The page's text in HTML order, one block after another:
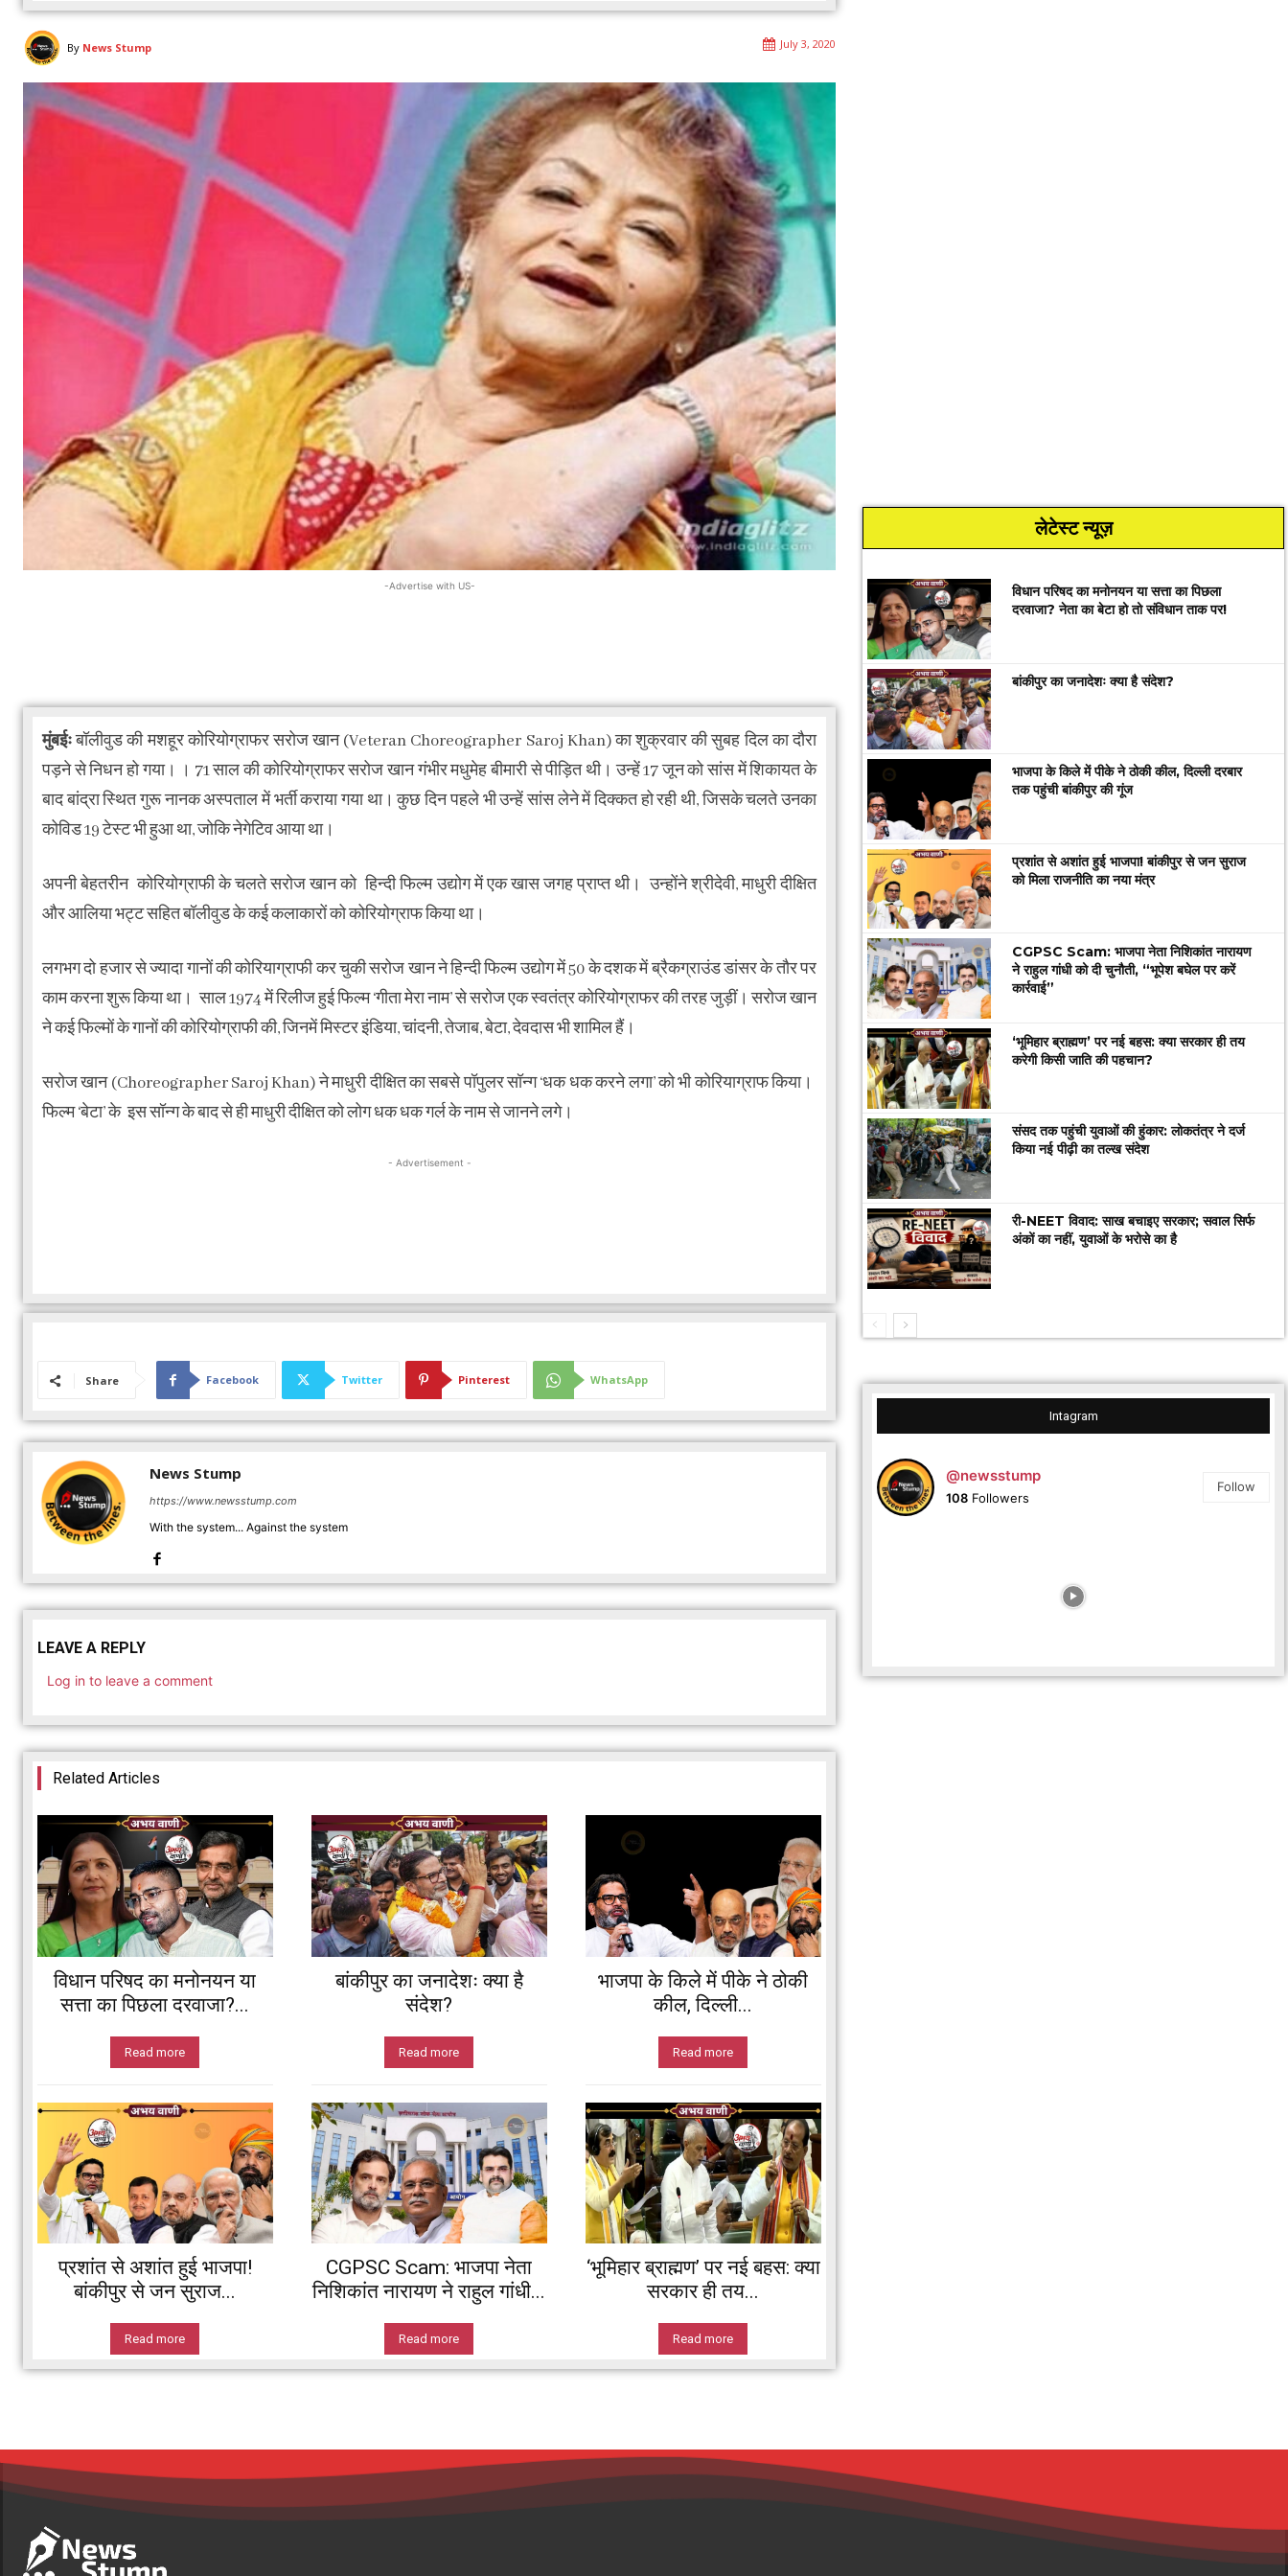
By News Stump July 3, 2020
-Advertise with US-
मुंबईःबॉलीवुड की मशहूर कोरियोग्राफर सरोज खान (Veteran Choreographer Saroj Khan) का शुक्रवार की सुबह दिल का दौरा
पड़ने से निधन हो गया। । 71 साल की कोरियोग्राफर सरोज खान गंभीर मधुमेह बीमारी से पीड़ित थी। उन्हें 17 जून को सांस में शिकायत के
बाद बांद्रा स्थित गुरू नानक अस्पताल में भर्ती कराया गया था। कुछ दिन पहले भी उन्हें सांस लेने में दिक्कत हो रही थी, जिसके चलते उनका
कोविड 19 टेस्ट भी हुआ था, जोकि नेगेटिव आया था।
अपनी बेहतरीन कोरियोग्राफी के चलते सरोज खान को हिन्दी फिल्म उद्योग में एक खास जगह प्राप्त थी। उन्होंने श्रीदेवी, माधुरी दीक्षित
और आलिया भट्ट सहित बॉलीवुड के कई कलाकारों को कोरियोग्राफ किया था।
लगभग दो हजार से ज्यादा गानों की कोरियाग्राफी कर चुकी सरोज खान ने हिन्दी फिल्म उद्योग में 50 के दशक में ब्रैकग्राउंड डांसर के तौर पर
काम करना शुरू किया था। साल 1974 में रिलीज हुई फिल्म ‘गीता मेरा नाम’ से सरोज एक स्वतंत्र कोरियोग्राफर की तरह जुड़ीं। सरोज खान
ने कई फिल्मों के गानों की कोरियोग्राफी की, जिनमें मिस्टर इंडिया, चांदनी, तेजाब, बेटा, देवदास भी शामिल हैं।
सरोज खान (Choreographer Saroj Khan) ने माधुरी दीक्षित का सबसे पॉपुलर सॉन्ग ‘धक धक करने लगा’ को भी कोरियाग्राफ किया।
फिल्म ‘बेटा’ के इस सॉन्ग के बाद से ही माधुरी दीक्षित को लोग धक धक गर्ल के नाम से जानने लगे।
- Advertisement -
Share Facebook Twitter Pinterest WhatsApp
News Stump
https://www.newsstump.com
With the system... Against the system
LEAVE A REPLY
Log in to leave a comment
Related Articles
विधान परिषद का मनोनयन या
सत्ता का पिछला दरवाजा?...
Read more
बांकीपुर का जनादेशः क्या है
संदेश?
Read more
भाजपा के किले में पीके ने ठोकी
कील, दिल्ली...
Read more
प्रशांत से अशांत हुई भाजपा!
बांकीपुर से जन सुराज...
Read more
CGPSC Scam: भाजपा नेता
निशिकांत नारायण ने राहुल गांधी...
Read more
‘भूमिहार ब्राह्मण’ पर नई बहस: क्या
सरकार ही तय...
Read more
लेटेस्ट न्यूज़
विधान परिषद का मनोनयन या सत्ता का पिछला
दरवाजा? नेता का बेटा हो तो संविधान ताक पर!
बांकीपुर का जनादेशः क्या है संदेश?
भाजपा के किले में पीके ने ठोकी कील, दिल्ली दरबार
तक पहुंची बांकीपुर की गूंज
प्रशांत से अशांत हुई भाजपा! बांकीपुर से जन सुराज
को मिला राजनीति का नया मंत्र
CGPSC Scam: भाजपा नेता निशिकांत नारायण
ने राहुल गांधी को दी चुनौती, “भूपेश बघेल पर करें
कार्रवाई”
‘भूमिहार ब्राह्मण’ पर नई बहस: क्या सरकार ही तय
करेगी किसी जाति की पहचान?
संसद तक पहुंची युवाओं की हुंकार: लोकतंत्र ने दर्ज
किया नई पीढ़ी का तल्ख संदेश
री-NEET विवाद: साख बचाइए सरकार; सवाल सिर्फ
अंकों का नहीं, युवाओं के भरोसे का है
Intagram
@newsstump
108 Followers
Follow